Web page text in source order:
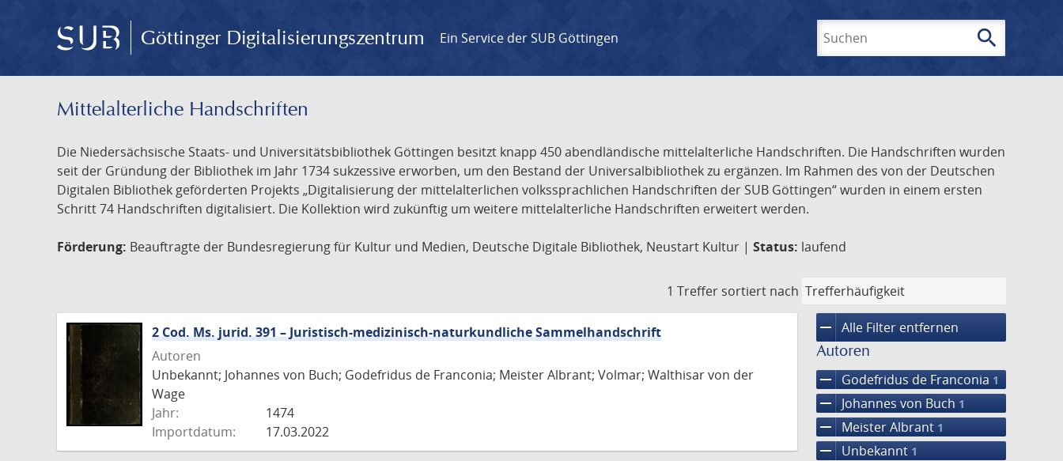
Göttinger Digitalisierungszentrum Ein Service der SUB Göttingen search
Mittelalterliche Handschriften
Die Niedersächsische Staats- und Universitätsbibliothek Göttingen besitzt knapp 450 abendländische mittelalterliche Handschriften. Die Handschriften wurden
seit der Gründung der Bibliothek im Jahr 1734 sukzessive erworben, um den Bestand der Universalbibliothek zu ergänzen. Im Rahmen des von der Deutschen
Digitalen Bibliothek geförderten Projekts „Digitalisierung der mittelalterlichen volkssprachlichen Handschriften der SUB Göttingen“ wurden in einem ersten
Schritt 74 Handschriften digitalisiert. Die Kollektion wird zukünftig um weitere mittelalterliche Handschriften erweitert werden.
Förderung: Beauftragte der Bundesregierung für Kultur und Medien, Deutsche Digitale Bibliothek, Neustart Kultur | Status: laufend
1 Treffer sortiert nach
remove Alle Filter entfernen
Autoren
remove Godefridus de Franconia 1
remove Johannes von Buch 1
remove Meister Albrant 1
remove Unbekannt 1
2 Cod. Ms. jurid. 391 – Juristisch-medizinisch-naturkundliche Sammelhandschrift
Autoren
Unbekannt; Johannes von Buch; Godefridus de Franconia; Meister Albrant; Volmar; Walthisar von der
Wage
Jahr:
1474
Importdatum:
17.03.2022